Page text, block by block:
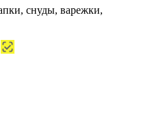
снуды, варежки,